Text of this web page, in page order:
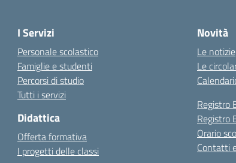
I Servizi
Personale scolastico
Famiglie e studenti
Percorsi di studio
Tutti i servizi
Didattica
Offerta formativa
I progetti delle classi
Novità
Le notizie
Le
Registro
Registro
Orario
Contatti